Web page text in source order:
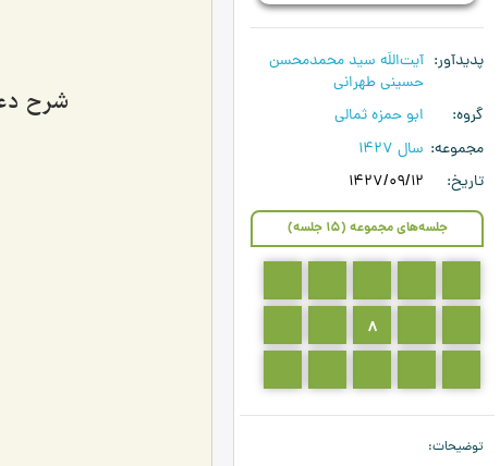
پدیدآور
آیت‌اللَه سید محمدمحسن
حسینی طهرانی
گروه
ابو حمزه ثمالی
مجموعه سال 1427
تاریخ
1427/09/12
جلسه‌های مجموعه (15 جلسه)
8
توضیحات
شرح